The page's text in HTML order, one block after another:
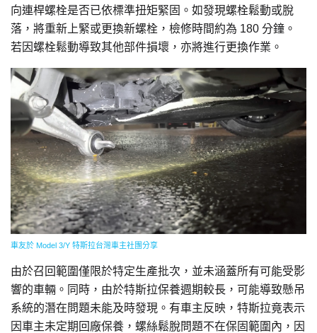
向連桿螺栓是否已依標準扭矩緊固。如發現螺栓鬆動或脫
落，將重新上緊或更換新螺栓，檢修時間約為 180 分鐘。
若因螺栓鬆動導致其他部件損壞，亦將進行更換作業。
車友於 Model 3/Y 特斯拉台灣車主社團分享
由於召回範圍僅限於特定生產批次，並未涵蓋所有可能受影
響的車輛。同時，由於特斯拉保養週期較長，可能導致懸吊
系統的潛在問題未能及時發現。有車主反映，特斯拉竟表示
因車主未定期回廠保養，螺絲鬆脫問題不在保固範圍內，因